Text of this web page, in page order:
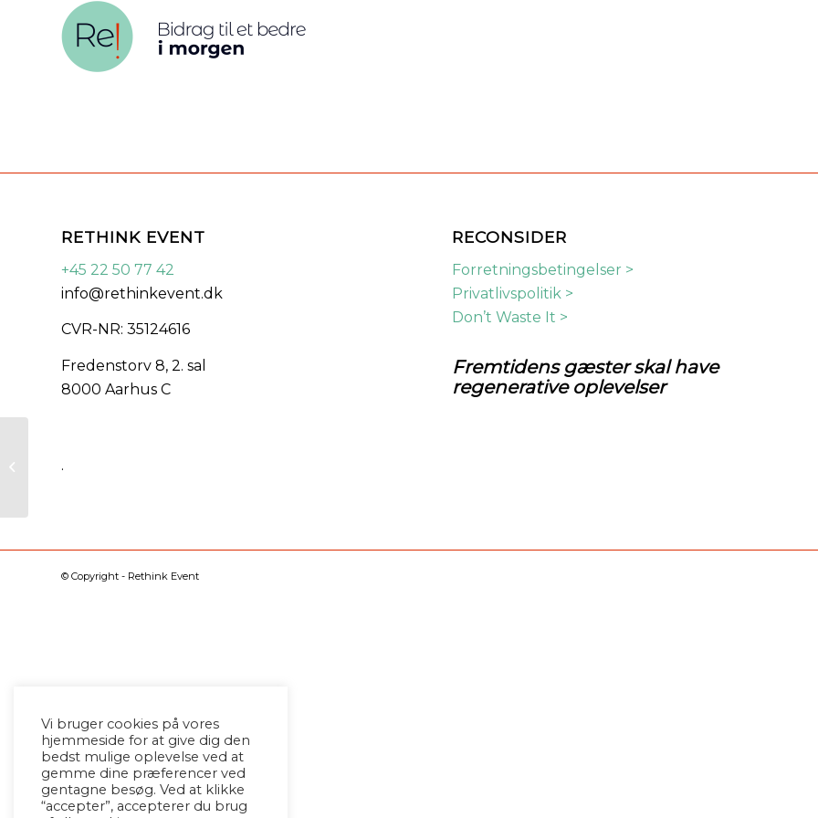
RETHINK EVENT
+45 22 50 77 42
info@rethinkevent.dk
CVR-NR: 35124616
Fredenstorv 8, 2. sal
8000 Aarhus C
.
RECONSIDER
Forretningsbetingelser >
Privatlivspolitik >
Don’t Waste It >
Fremtidensgæster skal have
regenerative oplevelser
© Copyright - Rethink Event
Firmaevent
Vi bruger cookies på vores
hjemmeside for at give dig den
bedst mulige oplevelse ved at
gemme dine præferencer ved
gentagne besøg. Ved at klikke
“accepter”, accepterer du brug